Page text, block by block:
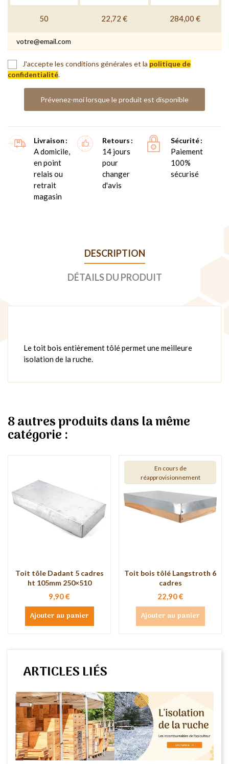
50 22,72 € 284,00 €
J'accepte les conditions générales et la politique de
confidentialité.
Prévenez-moi lorsque le produit est disponible
Livraison
A domicile,
en point
relais ou
retrait
magasin
Retours
14 jours
pour
changer
d'avis
Sécurité
Paiement
100%
sécurisé
DESCRIPTION
DÉTAILS DU PRODUIT
Le toit bois entièrement tôlé permet une meilleure
isolation de la ruche.
8 autres produits dans la même
catégorie :
Toit tôle Dadant 5 cadres
ht 105mm 250×510
9,90 €
Ajouter au panier
En cours de
réapprovisionnement
Toit bois tôlé Langstroth 6
cadres
22,90 €
Ajouter au panier
ARTICLES LIÉS